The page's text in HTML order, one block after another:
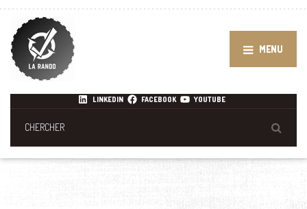
MENU
LINKEDIN FACEBOOK YOUTUBE